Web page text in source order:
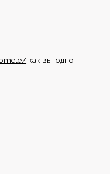
как выгодно